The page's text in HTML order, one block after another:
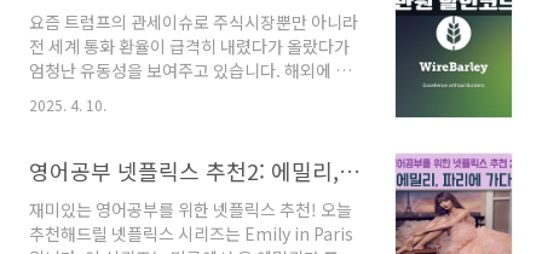
요즘 트럼프의 관세이슈로 주식시장뿐만 아니라
전 세계 통화 환율이 급격히 내렸다가 올랐다가
엄청난 유동성을 보여주고 있습니다. 해외에 살
고 계신 분들 혹은 해외로 돈을 보내거나 받는 분
들은 지금 아마 많이들 환전 송금을 하실 텐데요.
해! 제가 호주에 오고나서부터 쭉 5년째 잘 쓰고
있는 와이어바알리 송금 앱에 대해서 포스팅해보
려고 합니다. 해외 송금 앱 와이어바알리 만원 할
인코드 받는 법 해외 송금 앱 와이어바알리는 친
2025. 4. 10.
영어공부 넷플릭스 추천2: 에밀리, 파리에 가다 (Emily in Paris)
재미있는 영어공부를 위한 넷플릭스 추천! 오늘
추천해드릴 넷플릭스 시리즈는 Emily in Paris